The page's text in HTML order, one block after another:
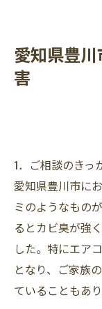
愛知県豊
害
1．ご相談のきっ
愛知県豊川市に
ミのようなもの
るとカビ臭が強
した。特にエア
となり、ご家族
ていることもあ